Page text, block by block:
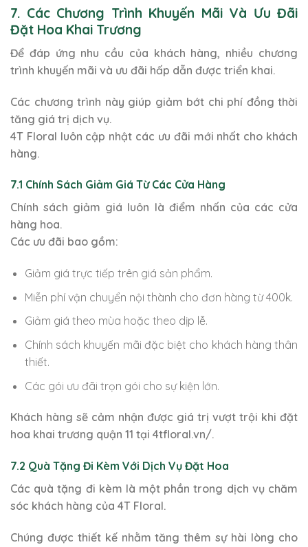
7. Các Chương Trình Khuyến Mãi Và Ưu Đãi
Đặt Hoa Khai Trương
Để đáp ứng nhu cầu của khách hàng, nhiều chương
trình khuyến mãi và ưu đãi hấp dẫn được triển khai.
Các chương trình này giúp giảm bớt chi phí đồng thời
tăng giá trị dịch vụ.
4T Floral luôn cập nhật các ưu đãi mới nhất cho khách
hàng.
7.1 Chính Sách Giảm Giá Từ Các Cửa Hàng
Chính sách giảm giá luôn là điểm nhấn của các cửa
hàng hoa.
Các ưu đãi bao gồm:
Giảm giá trực tiếp trên giá sản phẩm.
Miễn phí vận chuyển nội thành cho đơn hàng từ 400k.
Giảm giá theo mùa hoặc theo dịp lễ.
Chính sách khuyến mãi đặc biệt cho khách hàng thân
thiết.
Các gói ưu đãi trọn gói cho sự kiện lớn.
Khách hàng sẽ cảm nhận được giá trị vượt trội khi đặt
hoa khai trương quận 11 tại 4tfloral.vn/.
7.2 Quà Tặng Đi Kèm Với Dịch Vụ Đặt Hoa
Các quà tặng đi kèm là một phần trong dịch vụ chăm
sóc khách hàng của 4T Floral.
Chúng được thiết kế nhằm tăng thêm sự hài lòng cho